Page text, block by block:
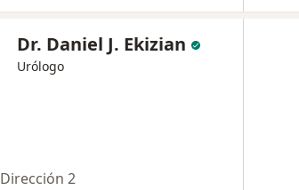
Dr. Daniel J. Ekizian
Urólogo
Dirección 2